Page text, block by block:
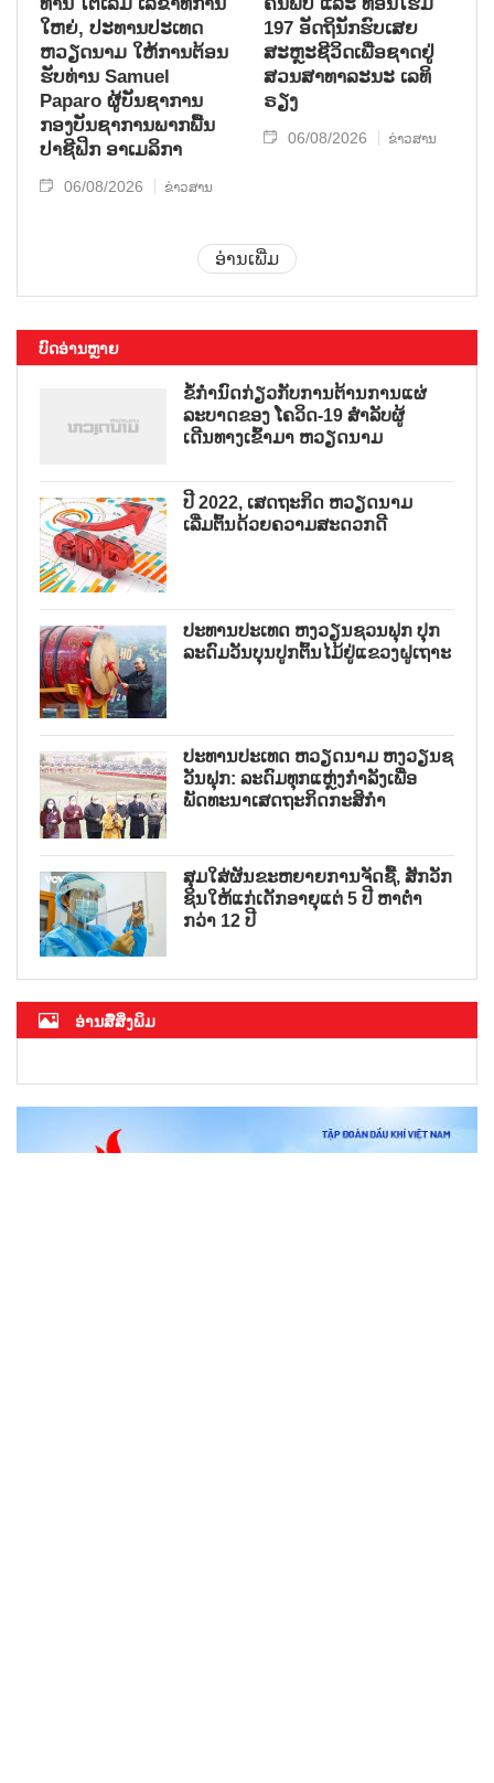
ໃຫຍ່, ປະ​ທານ​ປະ​ເທດ ​
ຫວຽດ​ນາມ ໃຫ້​ການ​ຕ້ອນ​
ຮັບ​ທ່ານ Samuel
Paparo ຜູ້​ບັນ​ຊາ​ການ
ກອງ​ບັນ​ຊາ​ການພາກ​ພື້ນ​
ປາ​ຊີ​ຟິກ ອາ​ເມ​ລິ​ກາ
06/08/2026 ຂ່າວສານ
197 ອັດ​ຖິ​ນັກ​ຮົບ​ເສຍ​
ສະຫຼະ​ຊີ​ວິດ​ເພື່ອ​ຊາດ​ຢູ່​
ສວນ​ສາ​ທາ​ລະ​ນະ ເລ​ທິ​
ຣຽງ
06/08/2026 ຂ່າວສານ
ອ່ານເພີ່ມ
ບົດອ່ານຫຼາຍ
ຂໍ້ກຳນົດກ່ຽວກັບການຕ້ານການແຜ່
ລະບາດຂອງ ໂຄວິດ-19 ສຳລັບຜູ້
ເດີນທາງເຂົ້າມາ ຫວຽດນາມ
ປີ 2022, ເສດຖະກິດ ຫວຽດນາມ
ເລີ່ມຕົ້ນດ້ວຍຄວາມສະດວກດີ
ປະທານປະເທດ ຫງວຽນຊວນຟຸກ ປຸກ
ລະດົມວັນບຸນປູກຕົ້ນໄມ້ຢູ່ແຂວງຝູເຖາະ
ປະທານປະເທດ ຫວຽດນາມ ຫງວຽນຊ
ວັນຟຸກ: ລະດົມທຸກແຫຼ່ງກຳລັງເພື່ອ
ພັດທະນາເສດຖະກິດກະສິກຳ
ສຸມໃສ່ຜັນຂະຫຍາຍການຈັດຊື້, ສັກວັກ
ຊິນໃຫ້ແກ່ເດັກອາຍຸແຕ່ 5 ປີ ຫາຕ່ຳ
ກວ່າ 12 ປີ
ອ່ານສື່ສິ່ງພິມ